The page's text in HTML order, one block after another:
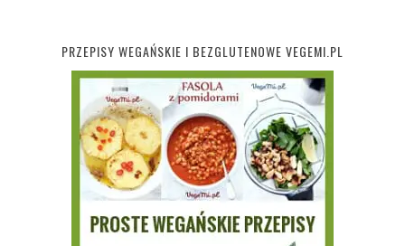
PRZEPISY WEGAŃSKIE I BEZGLUTENOWE VEGEMI.PL